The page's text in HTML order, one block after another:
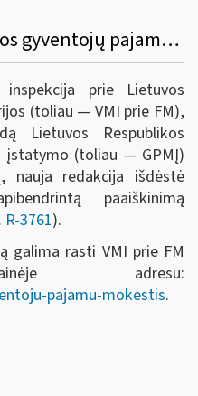
Dėl Lietuvos Respublikos gyventojų pajamų mokesčio įstatymo 36 straipsnio komentaro atnaujinimo
inspekcija prie Lietuvos
(toliau — VMI prie FM),
Lietuvos Respublikos
įstatymo (toliau — GPMĮ)
nauja redakcija išdėstė
paaiškinimą
R-3761).
galima rasti VMI prie FM
adresu:
pajamu-mokestis.